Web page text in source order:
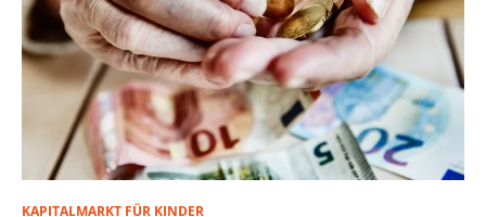
KAPITALMARKT FÜR KINDER